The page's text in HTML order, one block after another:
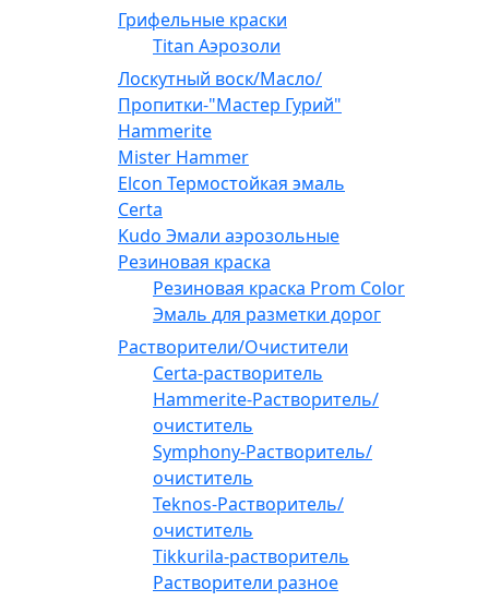
Грифельные краски
Titan Аэрозоли
Лоскутный воск/Масло/
Пропитки-"Мастер Гурий"
Hammerite
Mister Hammer
Elcon Термостойкая эмаль
Certa
Kudo Эмали аэрозольные
Резиновая краска
Резиновая краска Prom Color
Эмаль для разметки дорог
Растворители/Очистители
Certa-растворитель
Hammerite-Растворитель/
очиститель
Symphony-Растворитель/
очиститель
Teknos-Растворитель/
очиститель
Tikkurila-растворитель
Растворители разное